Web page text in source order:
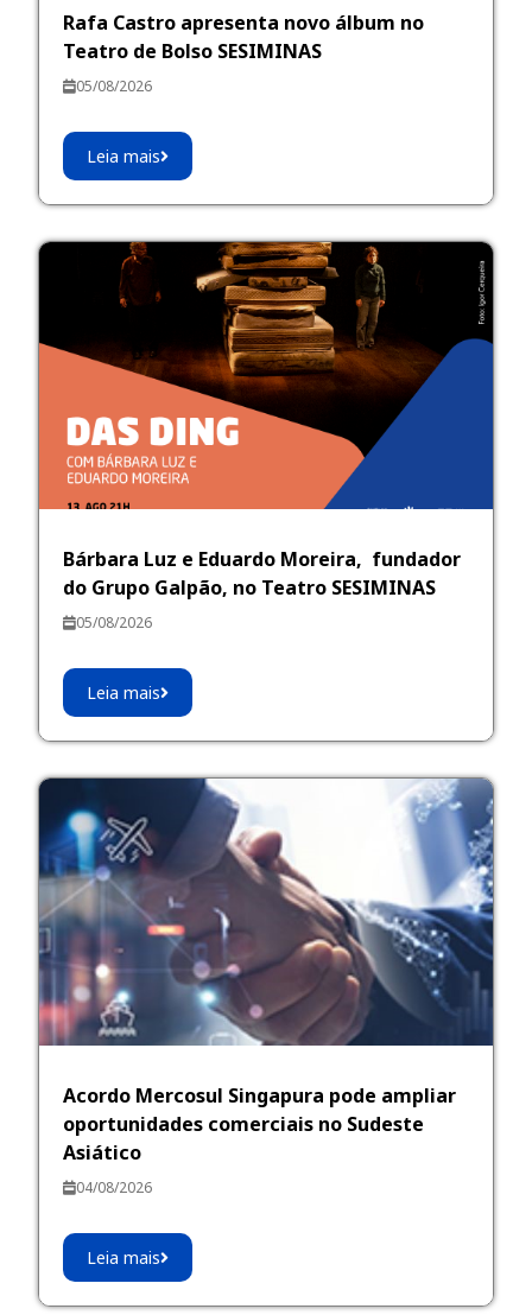
Rafa Castro apresenta novo álbum no
Teatro de Bolso SESIMINAS
05/08/2026
Leia mais
Bárbara Luz e Eduardo Moreira, fundador
do Grupo Galpão, no Teatro SESIMINAS
05/08/2026
Leia mais
Acordo Mercosul Singapura pode ampliar
oportunidades comerciais no Sudeste
Asiático
04/08/2026
Leia mais